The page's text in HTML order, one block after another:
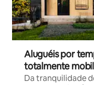
Aluguéis por
totalmente
Da tranquilidade